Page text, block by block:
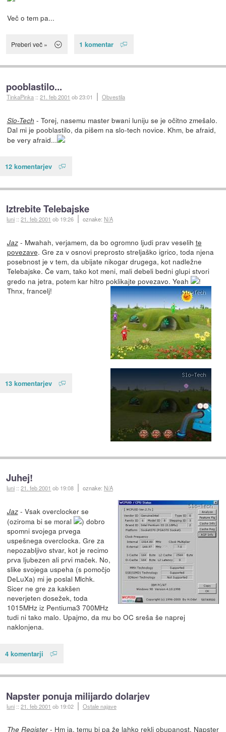
Več o tem pa...
Preberi več » 1 komentar
pooblastilo...
TinkaPinka ::21. feb 2001 ob 23:01 Obvestila
Slo-Tech - Torej, nasemu master bwani luniju se je očitno zmešalo.
Dal mi je pooblastilo, da pišem na slo-tech novice. Khm, be afraid,
be very afraid...
12 komentarjev
Iztrebite Telebajske
luni ::21. feb 2001 ob 19:26 oznake: N/A
Jaz- Mwahah, verjamem, da bo ogromno ljudi prav veselih te
povezave. Gre za v osnovi preprosto streljaško igrico, toda njena
posebnost je v tem, da ubijate nikogar drugega, kot nadležne
Telebajske. Če vam, tako kot meni, mali debeli bedni glupi stvori
gredo na jetra, potem kar hitro poklikajte povezavo. Yeah
!
Thnx, francelj!
13 komentarjev
Juhej!
luni ::21. feb 2001 ob 19:08 oznake: N/A
Jaz- Vsak overclocker se
(oziroma bi se moral
) dobro
spomni svojega prvega
uspešnega overclocka. Gre za
nepozabljivo stvar, kot je recimo
prva ljubezen ali prvi maček. No,
slike svojega uspeha (s pomočjo
DeLuXa) mi je poslal Mlchk.
Sicer ne gre za kakšen
neverjeten dosežek, toda
1015MHz iz Pentiuma3 700MHz
tudi ni tako malo. Upajmo, da mu bo OC sreša še naprej
naklonjena.
4 komentarji
Napster ponuja milijardo dolarjev
luni ::21. feb 2001 ob 19:02 Ostale najave
The Register- Hm ja, temu bi pa že lahko rekli obupanost. Napster